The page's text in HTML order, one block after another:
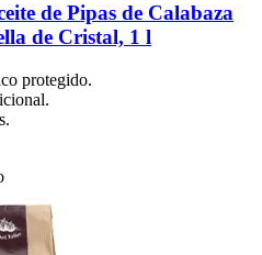
de Pipas de Calabaza
de Cristal, 1 l
protegido.